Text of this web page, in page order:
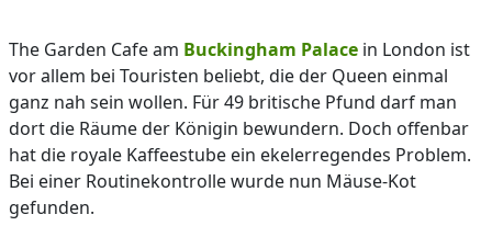
The Garden Cafe am Buckingham Palace in London ist
vor allem bei Touristen beliebt, die der Queen einmal
ganz nah sein wollen. Für 49 britische Pfund darf man
dort die Räume der Königin bewundern. Doch offenbar
hat die royale Kaffeestube ein ekelerregendes Problem.
Bei einer Routinekontrolle wurde nun Mäuse-Kot
gefunden.